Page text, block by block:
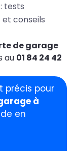
tests
conseils
de garage
au 01 84 24 42
précis pour
à
en